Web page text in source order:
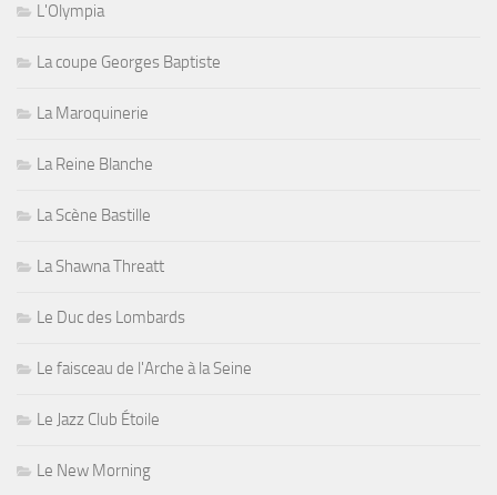
L'Olympia
La coupe Georges Baptiste
La Maroquinerie
La Reine Blanche
La Scène Bastille
La Shawna Threatt
Le Duc des Lombards
Le faisceau de l'Arche à la Seine
Le Jazz Club Étoile
Le New Morning